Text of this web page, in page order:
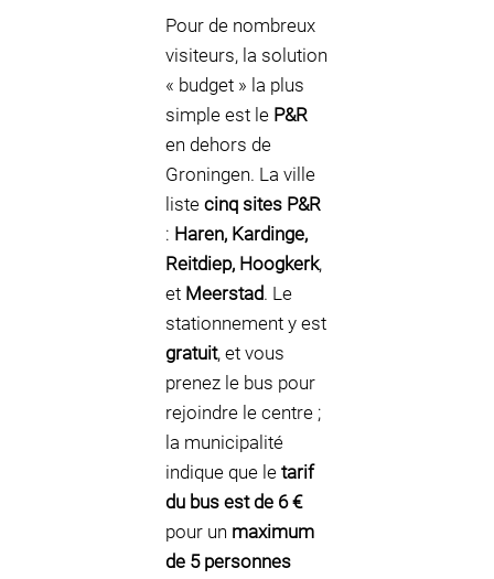
Pour de nombreux
visiteurs, la solution
« budget » la plus
simple est le P&R
en dehors de
Groningen. La ville
liste cinq sites P&R
: Haren, Kardinge,
Reitdiep, Hoogkerk,
et Meerstad. Le
stationnement y est
gratuit, et vous
prenez le bus pour
rejoindre le centre ;
la municipalité
indique que le tarif
du bus est de 6 €
pour un maximum
de 5 personnes